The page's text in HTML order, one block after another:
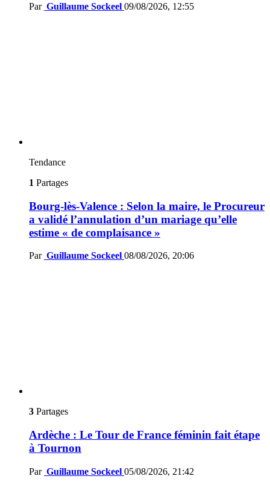
Par Guillaume Sockeel 09/08/2026, 12:55
Tendance
1 Partages
Bourg-lès-Valence : Selon la maire, le Procureur
a validé l’annulation d’un mariage qu’elle
estime « de complaisance »
Par Guillaume Sockeel 08/08/2026, 20:06
3 Partages
Ardèche : Le Tour de France féminin fait étape
à Tournon
Par Guillaume Sockeel 05/08/2026, 21:42